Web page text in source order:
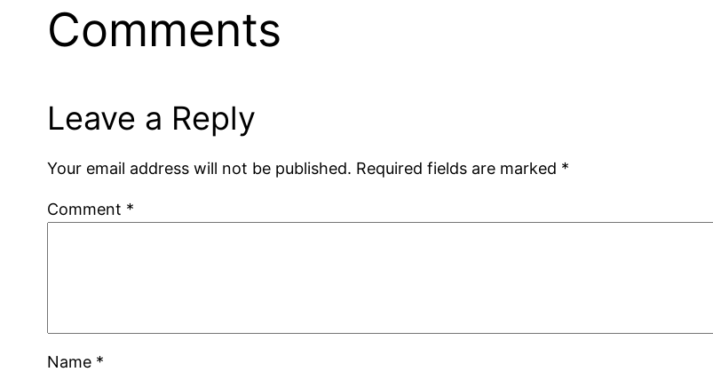
Comments
Leave a Reply
Your email address will not be published. Required fields are marked *
Comment *
Name *